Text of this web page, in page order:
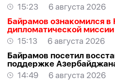
15:23
6 августа 2026
Байрамов ознакомился в
дипломатической
15:13
6 августа 2026
Байрамов посетил
поддержке
14:49
6 августа 2026